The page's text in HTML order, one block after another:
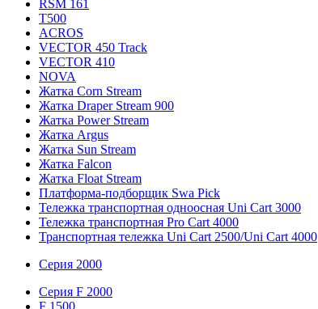
RSM 161
T500
ACROS
VECTOR 450 Track
VECTOR 410
NOVA
Жатка Corn Stream
Жатка Draper Stream 900
Жатка Power Stream
Жатка Argus
Жатка Sun Stream
Жатка Falcon
Жатка Floаt Stream
Платформа-подборщик Swa Pick
Тележка транспортная одноосная Uni Cart 3000
Тележка транспортная Pro Cart 4000
Транспортная тележка Uni Cart 2500/Uni Cart 4000
Серия 2000
Серия F 2000
F 1500